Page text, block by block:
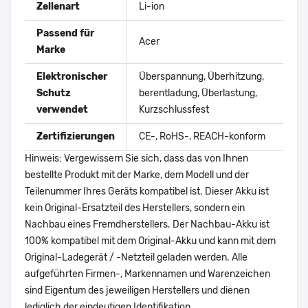
Zellenart Li-ion
Passend für
Marke
Acer
Elektronischer
Schutz
verwendet
Überspannung, Überhitzung,
berentladung, Überlastung,
Kurzschlussfest
Zertifizierungen
CE-, RoHS-, REACH-konform
Hinweis: Vergewissern Sie sich, dass das von Ihnen
bestellte Produkt mit der Marke, dem Modell und der
Teilenummer Ihres Geräts kompatibel ist. Dieser Akku ist
kein Original-Ersatzteil des Herstellers, sondern ein
Nachbau eines Fremdherstellers. Der Nachbau-Akku ist
100% kompatibel mit dem Original-Akku und kann mit dem
Original-Ladegerät / -Netzteil geladen werden. Alle
aufgeführten Firmen-, Markennamen und Warenzeichen
sind Eigentum des jeweiligen Herstellers und dienen